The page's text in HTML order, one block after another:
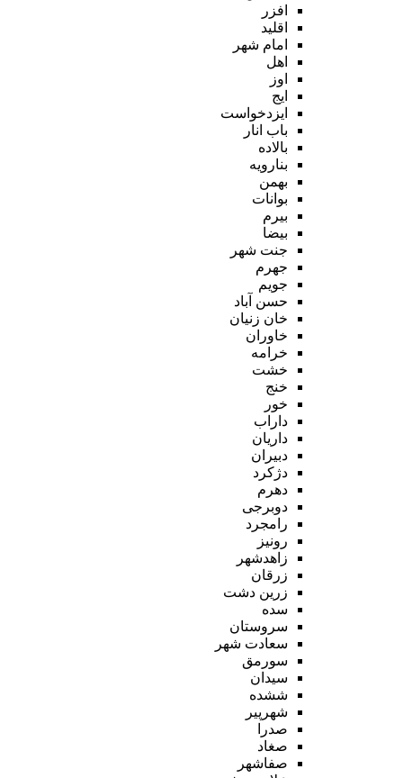
افزر
اقلید
امام شهر
اهل
اوز
ایج
ایزدخواست
باب انار
بالاده
بنارویه
بهمن
بوانات
بیرم
بیضا
جنت شهر
جهرم
جویم
حسن آباد
خان زنیان
خاوران
خرامه
خشت
خنج
خور
داراب
داریان
دبیران
دژکرد
دهرم
دوبرجی
رامجرد
رونیز
زاهدشهر
زرقان
زرین دشت
سده
سروستان
سعادت شهر
سورمق
سیدان
ششده
شهرپیر
صدرا
صغاد
صفاشهر